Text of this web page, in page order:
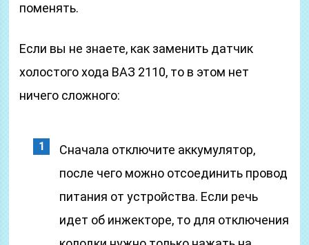
поменять.
Если вы не знаете, как заменить датчик
холостого хода ВАЗ 2110, то в этом нет
ничего сложного:
Сначала отключите аккумулятор,
после чего можно отсоединить провод
питания от устройства. Если речь
идет об инжекторе, то для отключения